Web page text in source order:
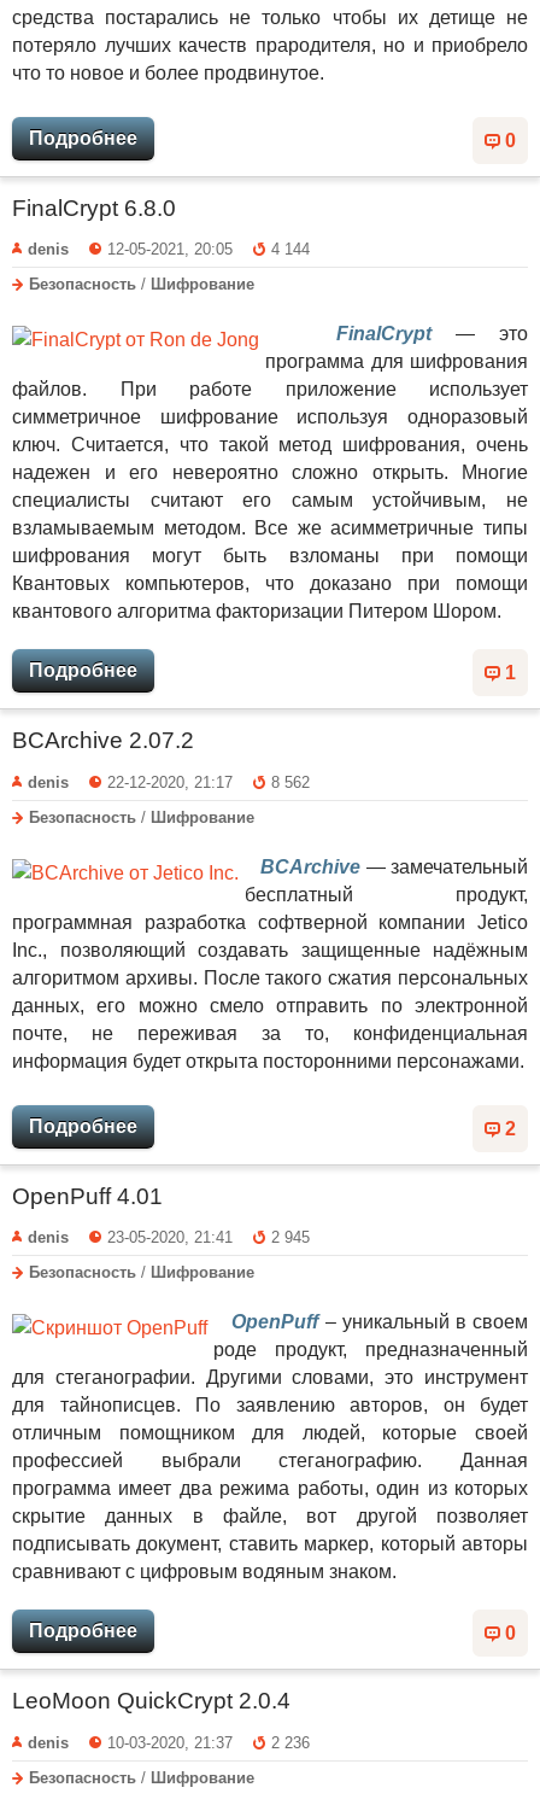
средства постарались не только чтобы их детище не
потеряло лучших качеств прародителя, но и приобрело
что то новое и более продвинутое.
0
Подробнее
FinalCrypt 6.8.0
denis 12-05-2021, 20:05
4 144
Безопасность / Шифрование
FinalCrypt— это
программа для шифрования
файлов. При работе приложение использует
симметричное шифрование используя одноразовый
ключ. Считается, что такой метод шифрования, очень
надежен и его невероятно сложно открыть. Многие
специалисты считают его самым устойчивым, не
взламываемым методом. Все же асимметричные типы
шифрования могут быть взломаны при помощи
Квантовых компьютеров, что доказано при помощи
квантового алгоритма факторизации Питером Шором.
1
Подробнее
BCArchive 2.07.2
denis 22-12-2020, 21:17
8 562
Безопасность / Шифрование
BCArchive — замечательный
бесплатный продукт,
программная разработка софтверной компании Jetico
Inc., позволяющий создавать защищенные надёжным
алгоритмом архивы. После такого сжатия персональных
данных, его можно смело отправить по электронной
почте, не переживая за то, конфиденциальная
информация будет открыта посторонними персонажами.
2
Подробнее
OpenPuff 4.01
denis 23-05-2020, 21:41
2 945
Безопасность / Шифрование
OpenPuff– уникальный в своем
роде продукт, предназначенный
для стеганографии. Другими словами, это инструмент
для тайнописцев. По заявлению авторов, он будет
отличным помощником для людей, которые своей
профессией выбрали стеганографию. Данная
программа имеет два режима работы, один из которых
скрытие данных в файле, вот другой позволяет
подписывать документ, ставить маркер, который авторы
сравнивают с цифровым водяным знаком.
0
Подробнее
LeoMoon QuickCrypt 2.0.4
denis 10-03-2020, 21:37
2 236
Безопасность / Шифрование